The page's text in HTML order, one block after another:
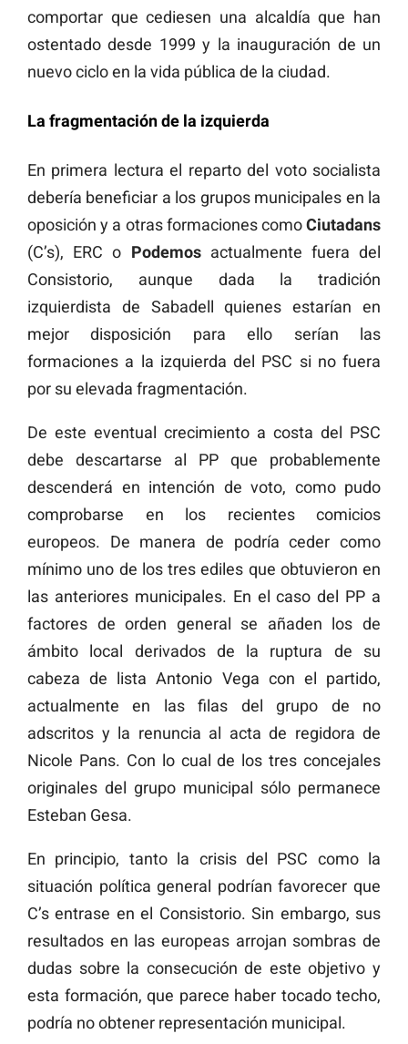
comportar que cediesen una alcaldía que han
ostentado desde 1999 y la inauguración de un
nuevo ciclo en la vida pública de la ciudad.
La fragmentación de la izquierda
En primera lectura el reparto del voto socialista
debería beneficiar a los grupos municipales en la
oposición y a otras formaciones comoCiutadans
(C’s), ERC o Podemosactualmente fuera del
Consistorio, aunque dada la tradición
izquierdista de Sabadell quienes estarían en
mejor disposición para ello serían las
formaciones a la izquierda del PSC si no fuera
por su elevada fragmentación.
De este eventual crecimiento a costa del PSC
debe descartarse al PP que probablemente
descenderá en intención de voto, como pudo
comprobarse en los recientes comicios
europeos. De manera de podría ceder como
mínimo uno de los tres ediles que obtuvieron en
las anteriores municipales. En el caso del PP a
factores de orden general se añaden los de
ámbito local derivados de la ruptura de su
cabeza de lista Antonio Vega con el partido,
actualmente en las filas del grupo de no
adscritos y la renuncia al acta de regidora de
Nicole Pans. Con lo cual de los tres concejales
originales del grupo municipal sólo permanece
Esteban Gesa.
En principio, tanto la crisis del PSC como la
situación política general podrían favorecer que
C’s entrase en el Consistorio. Sin embargo, sus
resultados en las europeas arrojan sombras de
dudas sobre la consecución de este objetivo y
esta formación, que parece haber tocado techo,
podría no obtener representación municipal.